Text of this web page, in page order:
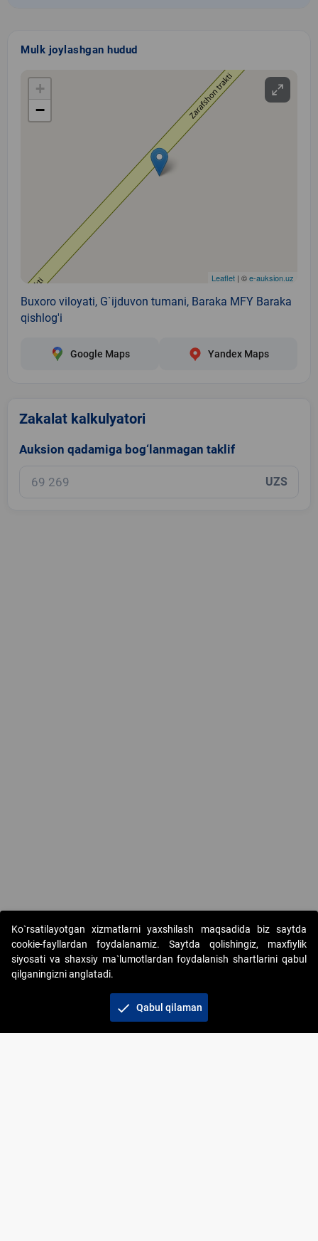
Mulk joylashgan hudud
+
−
Leaflet | ©e-auksion.uz
Buxoro viloyati, G`ijduvon tumani, Baraka MFY Baraka
qishlog'i
Google Maps Yandex Maps
Zakalat kalkulyatori
Auksion qadamiga bog‘lanmagan taklif
UZS
Copyright © 2017-2026. "Elektron onlayn-auksionlarni
tashkil etish" AJ. Barcha huquqlar himoyalangan
Ko`rsatilayotgan xizmatlarni yaxshilash maqsadida biz saytda
cookie-fayllardan foydalanamiz. Saytda qolishingiz, maxfiylik
siyosati va shaxsiy ma`lumotlardan foydalanish shartlarini qabul
qilganingizni anglatadi.
check Qabul qilaman